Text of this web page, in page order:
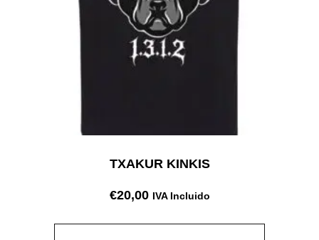
TXAKUR KINKIS
€20,00 IVA Incluido